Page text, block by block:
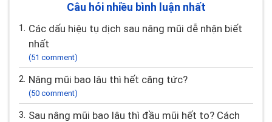
Câu hỏi nhiều bình luận nhất
1. Các dấu hiệu tụ dịch sau nâng mũi dễ nhận biết
nhất
(51 comment)
2. Nâng mũi bao lâu thì hết căng tức?
(50 comment)
3. Sau nâng mũi bao lâu thì đầu mũi hết to? Cách